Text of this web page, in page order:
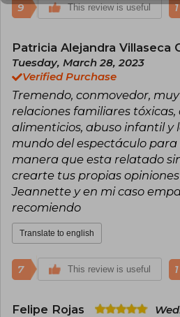
9 This review is useful 1
Patricia Alejandra Villaseca
Tuesday, March 28, 2023
Verified Purchase
Tremendo, conmovedor,
relaciones familiares tóxicas,
alimenticios, abuso infantil y
mundo del espectáculo
manera que esta relatado
crearte tus propias
Jeannette y en mi caso
recomiendo
Translate to english
7 This review is useful 1
Felipe Rojas